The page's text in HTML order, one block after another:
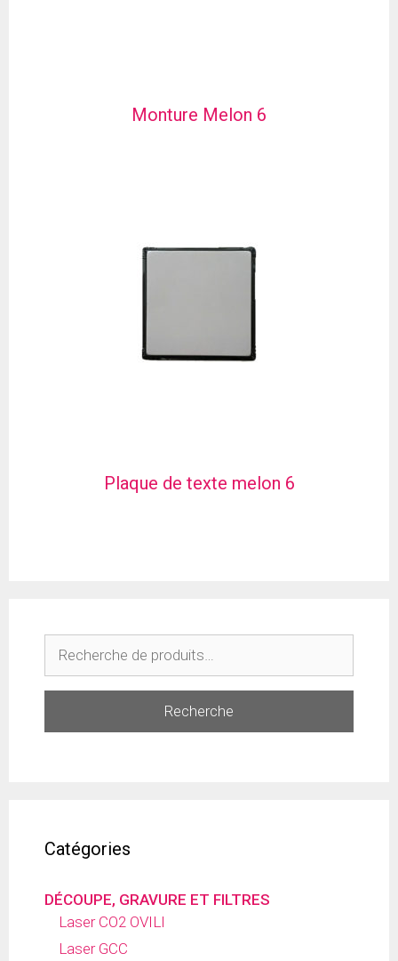
Monture Melon 6
Plaque de texte melon 6
Recherche
Catégories
DÉCOUPE, GRAVURE ET FILTRES
Laser CO2 OVILI
Laser GCC